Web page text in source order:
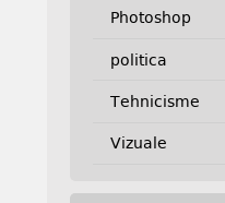
Photoshop
politica
Tehnicisme
Vizuale